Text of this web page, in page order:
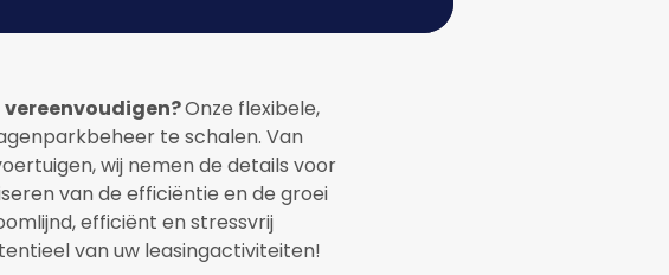
Onze flexibele,
te schalen. Van
wij nemen de details voor
van de efficiëntie en de groei
efficiënt en stressvrij
van uw leasingactiviteiten!